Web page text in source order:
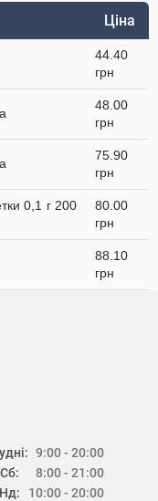
Ціна
44.40
грн
48.00
грн
75.90
грн
0,1 г 200
80.00
грн
88.10
грн
Сб:
Нд:
9:00 - 20:00
8:00 - 21:00
10:00 - 20:00